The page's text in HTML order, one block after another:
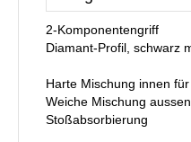
2-Komponentengriff
Diamant-Profil, schwarz
Harte Mischung innen
Weiche Mischung
Stoßabsorbierung